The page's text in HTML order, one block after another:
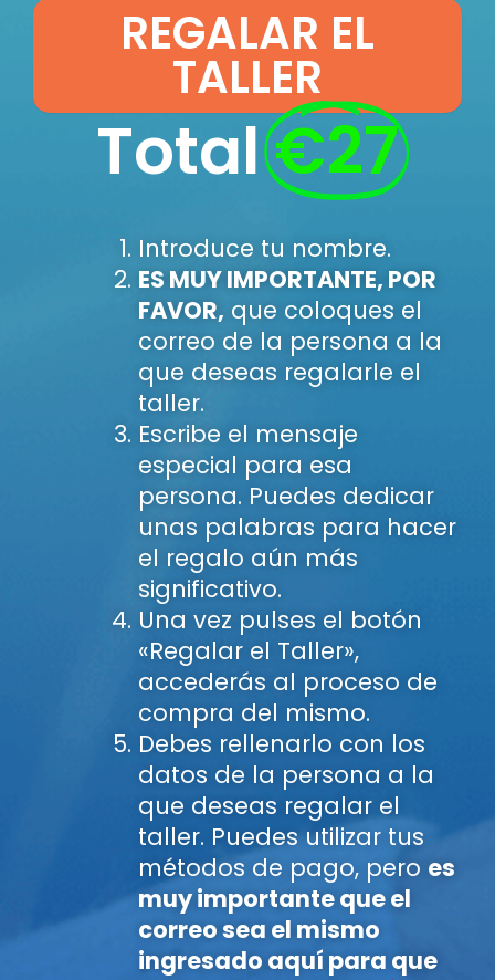
REGALAR EL
TALLER
Total€27
Introduce tu nombre.
ES MUY IMPORTANTE, POR
FAVOR, que coloques el
correo de la persona a la
que deseas regalarle el
taller.
Escribe el mensaje
especial para esa
persona. Puedes dedicar
unas palabras para hacer
el regalo aún más
significativo.
Una vez pulses el botón
«Regalar el Taller»,
accederás al proceso de
compra del mismo.
Debes rellenarlo con los
datos de la persona a la
que deseas regalar el
taller. Puedes utilizar tus
métodos de pago, pero es
muy importante que el
correo sea el mismo
ingresado aquí para que